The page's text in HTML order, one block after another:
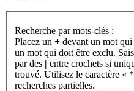
Recherche par mots-clés :
Placez un + devant un mot
un mot qui doit être exclu.
par des | entre crochets si
trouvé. Utilisez le caractère «
recherches partielles.